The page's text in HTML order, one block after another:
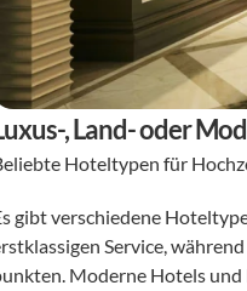
, Land- oder
Hoteltypen für
gibt verschiedene
Service,
Moderne Hotels